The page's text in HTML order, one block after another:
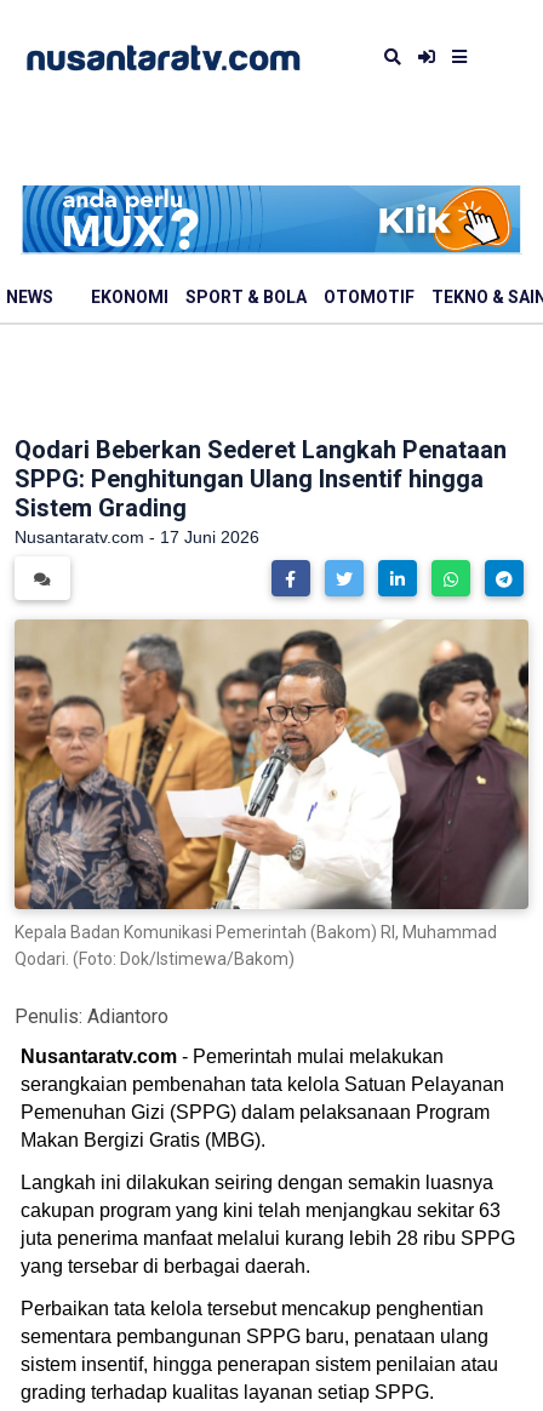
NEWS EKONOMI SPORT & BOLA OTOMOTIF TEKNO &
Qodari Beberkan Sederet Langkah Penataan
SPPG: Penghitungan Ulang Insentif hingga
Sistem Grading
Nusantaratv.com - 17 Juni 2026
Kepala Badan Komunikasi Pemerintah (Bakom) RI, Muhammad
Qodari. (Foto: Dok/Istimewa/Bakom)
Penulis: Adiantoro
Nusantaratv.com - Pemerintah mulai melakukan
serangkaian pembenahan tata kelola Satuan Pelayanan
Pemenuhan Gizi (SPPG) dalam pelaksanaan Program
Makan Bergizi Gratis (MBG).
Langkah ini dilakukan seiring dengan semakin luasnya
cakupan program yang kini telah menjangkau sekitar 63
juta penerima manfaat melalui kurang lebih 28 ribu SPPG
yang tersebar di berbagai daerah.
Perbaikan tata kelola tersebut mencakup penghentian
sementara pembangunan SPPG baru, penataan ulang
sistem insentif, hingga penerapan sistem penilaian atau
grading terhadap kualitas layanan setiap SPPG.